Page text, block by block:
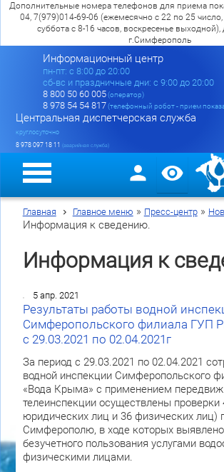
Дополнительные номера телефонов для приема
04, 7(979)014-69-06 (ежемесячно с 22 по 25 число,
суббота с 8-16 часов, воскресенье
г.Симферополь
Информационный центр
пн-пт: c 8:00 до 20:00
сб-вс и праздничные дни: с 9:00 до 20:00
8 800 50 60 005(оператор)
8 978 54 54 817(телефонный робот - прием
Центральная диспетчерская служба
круглосуточно
8 978 097 18 11 (аварийная служба)
Главная Главное меню » Пресс-центр»
Информация к сведению.
Информация к
5 апр. 2021
Результаты работы водной
Симферопольского филиала ГУП
с 29.03.2021 по 02.04.2021г
За период с 29.03.2021 по 02.04.2021
водной инспекции Симферопольского
«Вода Крыма» с применением
телеинспекции осуществлены проверки
юридических лиц и 36 физических лиц)
Симферополю, в ходе которых
безучетного пользования услугами
физическими лицами.